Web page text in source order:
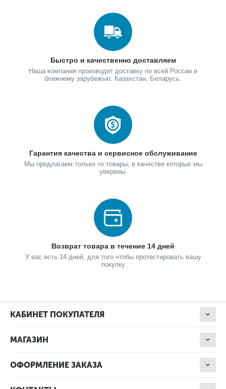
Быстро и качественно доставляем
Наша компания производит доставку по всей России и
ближнему зарубежью: Казахстан, Беларусь.
Гарантия качества и сервисное обслуживание
Мы предлагаем только те товары, в качестве которых мы
уверены.
Возврат товара в течение 14 дней
У вас есть 14 дней, для того чтобы протестировать вашу
покупку
КАБИНЕТ ПОКУПАТЕЛЯ
МАГАЗИН
ОФОРМЛЕНИЕ ЗАКАЗА